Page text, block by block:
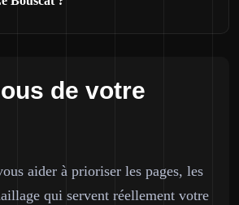
de votre
aider à prioriser les pages, les
qui servent réellement votre